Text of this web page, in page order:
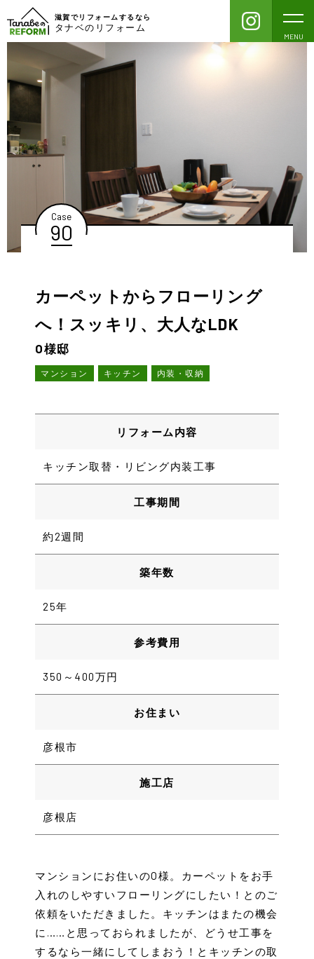
滋賀でリフォームするなら
タナベのリフォーム
MENU
Case
90
カーペットからフローリング
へ！スッキリ、大人なLDK
O様邸
マンション キッチン 内装・収納
リフォーム内容
キッチン取替・リビング内装工事
工事期間
約2週間
築年数
25年
参考費用
350～400万円
お住まい
彦根市
施工店
彦根店
マンションにお住いのO様。カーペットをお手
入れのしやすいフローリングにしたい！とのご
依頼をいただきました。キッチンはまたの機会
に……と思っておられましたが、どうせ工事を
するなら一緒にしてしまおう！とキッチンの取